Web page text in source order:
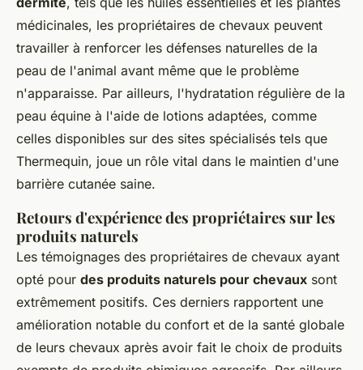
médicinales, les propriétaires de chevaux peuvent
travailler à renforcer les défenses naturelles de la
peau de l'animal avant même que le problème
n'apparaisse. Par ailleurs, l'hydratation régulière de la
peau équine à l'aide de lotions adaptées, comme
celles disponibles sur des sites spécialisés tels que
Thermequin, joue un rôle vital dans le maintien d'une
barrière cutanée saine.
Retours d'expérience des propriétaires sur les
produits naturels
Les témoignages des propriétaires de chevaux ayant
opté pour des produits naturels pour chevaux sont
extrêmement positifs. Ces derniers rapportent une
amélioration notable du confort et de la santé globale
de leurs chevaux après avoir fait le choix de produits